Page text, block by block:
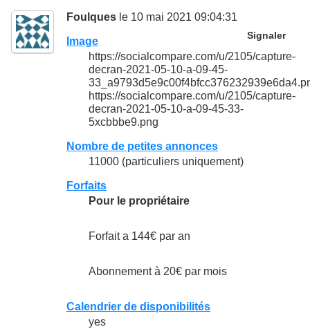
Foulques le 10 mai 2021 09:04:31
Signaler
Image
https://socialcompare.com/u/2105/capture-
decran-2021-05-10-a-09-45-
https://socialcompare.com/u/2105/capture-
decran-2021-05-10-a-09-45-33-
5xcbbbe9.png
Nombre de petites annonces
11000 (particuliers uniquement)
Forfaits
Pour le propriétaire
Forfait a 144€ par an
Abonnement à 20€ par mois
Calendrier de disponibilités
yes